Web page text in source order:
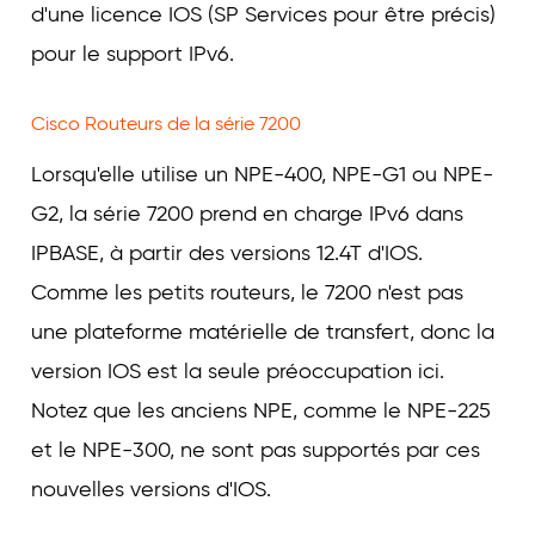
d'une licence IOS (SP Services pour être précis)
pour le support IPv6.
Cisco Routeurs de la série 7200
Lorsqu'elle utilise un NPE-400, NPE-G1 ou NPE-
G2, la série 7200 prend en charge IPv6 dans
IPBASE, à partir des versions 12.4T d'IOS.
Comme les petits routeurs, le 7200 n'est pas
une plateforme matérielle de transfert, donc la
version IOS est la seule préoccupation ici.
Notez que les anciens NPE, comme le NPE-225
et le NPE-300, ne sont pas supportés par ces
nouvelles versions d'IOS.